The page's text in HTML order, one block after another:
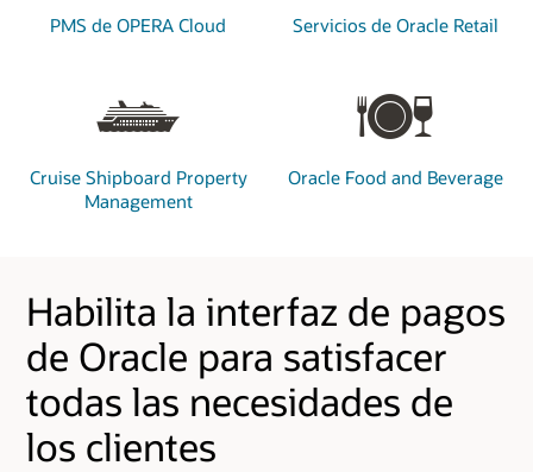
PMS de OPERA Cloud Servicios de Oracle Retail
Cruise Shipboard Property
Management
Oracle Food and Beverage
Habilita la interfaz de pagos
de Oracle para satisfacer
todas las necesidades de
los clientes